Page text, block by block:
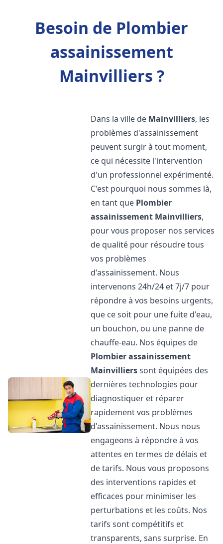
Besoin de Plombier
assainissement
Mainvilliers ?
Dans la ville de Mainvilliers, les
problèmes d'assainissement
peuvent surgir à tout moment,
ce qui nécessite l'intervention
d'un professionnel expérimenté.
C'est pourquoi nous sommes là,
en tant que Plombier
assainissement Mainvilliers,
pour vous proposer nos services
de qualité pour résoudre tous
vos problèmes
d'assainissement. Nous
intervenons 24h/24 et 7j/7 pour
répondre à vos besoins urgents,
que ce soit pour une fuite d'eau,
un bouchon, ou une panne de
chauffe-eau. Nos équipes de
Plombier assainissement
Mainvillierssont équipées des
dernières technologies pour
diagnostiquer et réparer
rapidement vos problèmes
d'assainissement. Nous nous
engageons à répondre à vos
attentes en termes de délais et
de tarifs. Nous vous proposons
des interventions rapides et
efficaces pour minimiser les
perturbations et les coûts. Nos
tarifs sont compétitifs et
transparents, sans surprise. En